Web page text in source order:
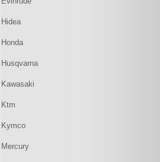
Hidea
Honda
Husqvarna
Kawasaki
Ktm
Kymco
Mercury